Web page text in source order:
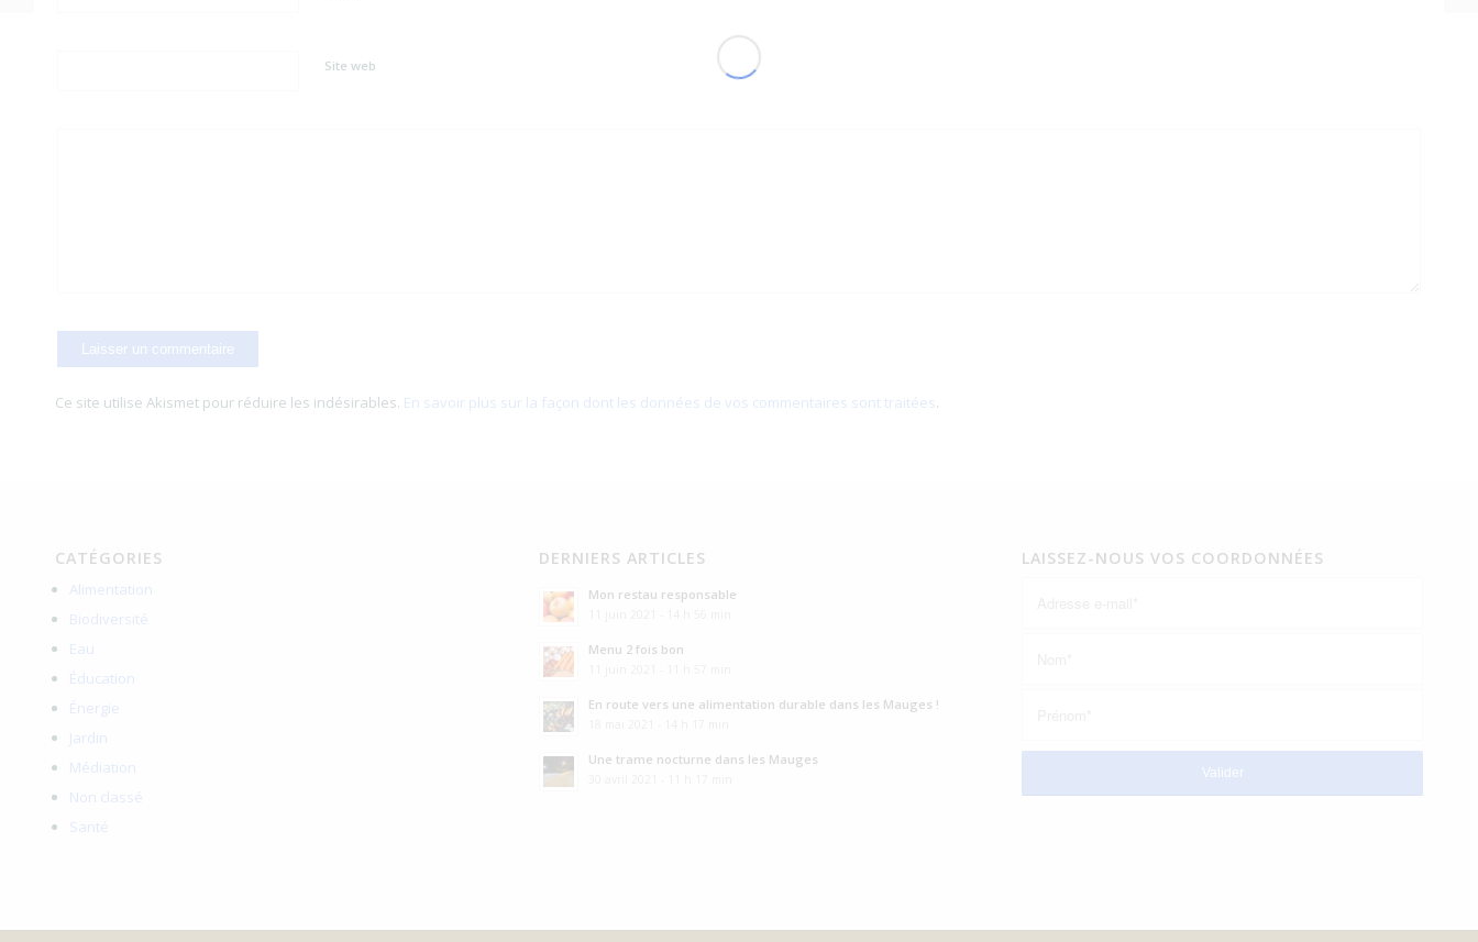
Site web
Ce site utilise Akismet pour réduire les indésirables. En savoir plus sur la façon dont les données de vos commentaires sont traitées.
CATÉGORIES
Alimentation
Biodiversité
Eau
Éducation
Énergie
Jardin
Médiation
Non classé
Santé
DERNIERS ARTICLES
Mon restau responsable
Menu 2 fois bon
En route vers une alimentation durable dans les Mauges !
Une trame nocturne dans les Mauges
LAISSEZ-NOUS VOS COORDONNÉES